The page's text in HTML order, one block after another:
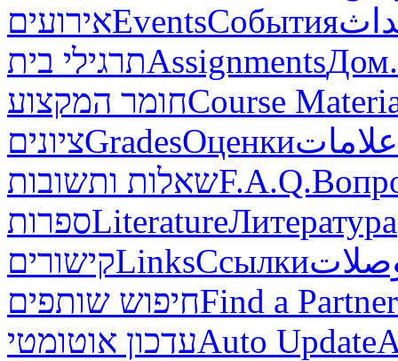
אירועיםEventsСобытия
תרגילי ביתAssignmentsДом.
חומר המקצועCourse
ציוניםGradesОценкиعلامات
שאלות ותשובותF.A.Q.
ספרותLiteratureЛитература
קישוריםLinksСсылки
חיפוש שותפיםFind a Partner
עדכון אוטומטיAuto Update